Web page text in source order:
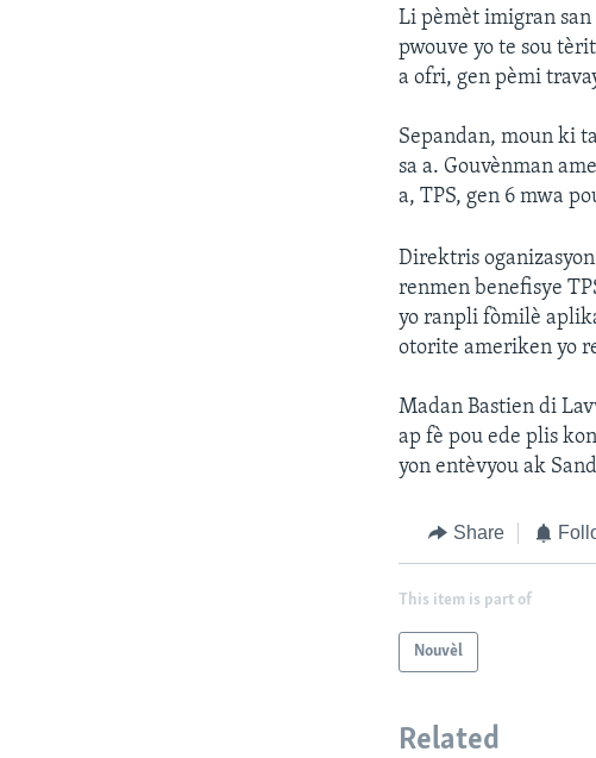
Li pèmèt imigran
pwouve yo te sou
a ofri, gen pèmi
Sepandan, moun ki
sa a. Gouvènman
a, TPS, gen 6 mwa
Direktris
renmen benefisye
yo ranpli fòmilè
otorite ameriken yo
Madan Bastien di
ap fè pou ede plis
yon entèvyou ak
Share
This item is part of
Nouvèl
Related